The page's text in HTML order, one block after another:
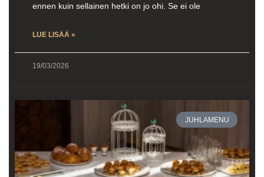
ennen kuin sellainen hetki on jo ohi. Se ei ole
LUE LISÄÄ »
19/03/2026
JUHLAMENU